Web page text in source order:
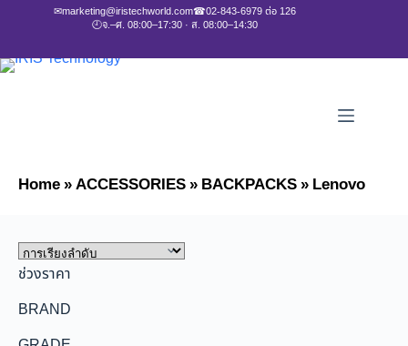
✉marketing@iristechworld.com☎02-843-6979 ต่อ 126
🕘จ.–ศ. 08:00–17:30 · ส. 08:00–14:30
Home»ACCESSORIES»BACKPACKS»Lenovo
ช่วงราคา
BRAND